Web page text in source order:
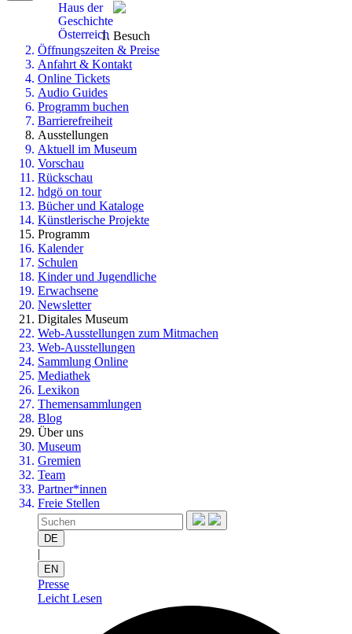
Haus der
Geschichte
Österreich Besuch
Öffnungszeiten & Preise
Anfahrt & Kontakt
Online Tickets
Audio Guides
Programm buchen
Barrierefreiheit
Ausstellungen
Aktuell im Museum
Vorschau
Rückschau
hdgö on tour
Bücher und Kataloge
Künstlerische Projekte
Programm
Kalender
Schulen
Kinder und Jugendliche
Erwachsene
Newsletter
Digitales Museum
Web-Ausstellungen zum Mitmachen
Web-Ausstellungen
Sammlung Online
Mediathek
Lexikon
Themensammlungen
Blog
Über uns
Museum
Gremien
Team
Partner*innen
Freie Stellen
DE
|
EN
Presse
Leicht Lesen